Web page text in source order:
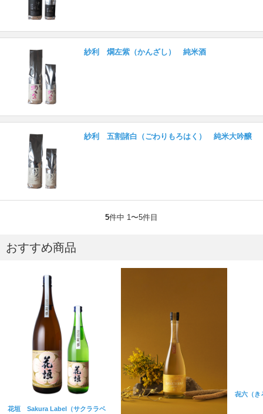
紗利 燗左紫（かんざし） 純米酒
紗利 五割諸白（ごわりもろはく） 純米大吟醸
5件中 1〜5件目
おすすめ商品
花垣 Sakura Label（サクララベ
㐂六（